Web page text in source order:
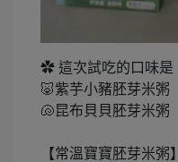
✿ 這次試吃的口味是
🐷紫芋小豬胚芽米粥
🐚昆布貝貝胚芽米粥
【常溫寶寶胚芽米粥】